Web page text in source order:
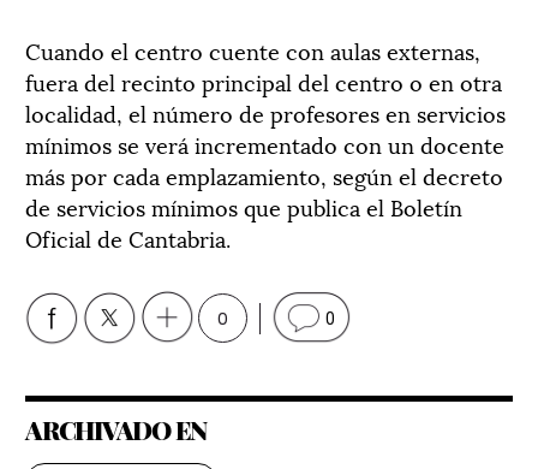
Cuando el centro cuente con aulas externas,
fuera del recinto principal del centro o en otra
localidad, el número de profesores en servicios
mínimos se verá incrementado con un docente
más por cada emplazamiento, según el decreto
de servicios mínimos que publica el Boletín
Oficial de Cantabria.
0 0
ARCHIVADO EN